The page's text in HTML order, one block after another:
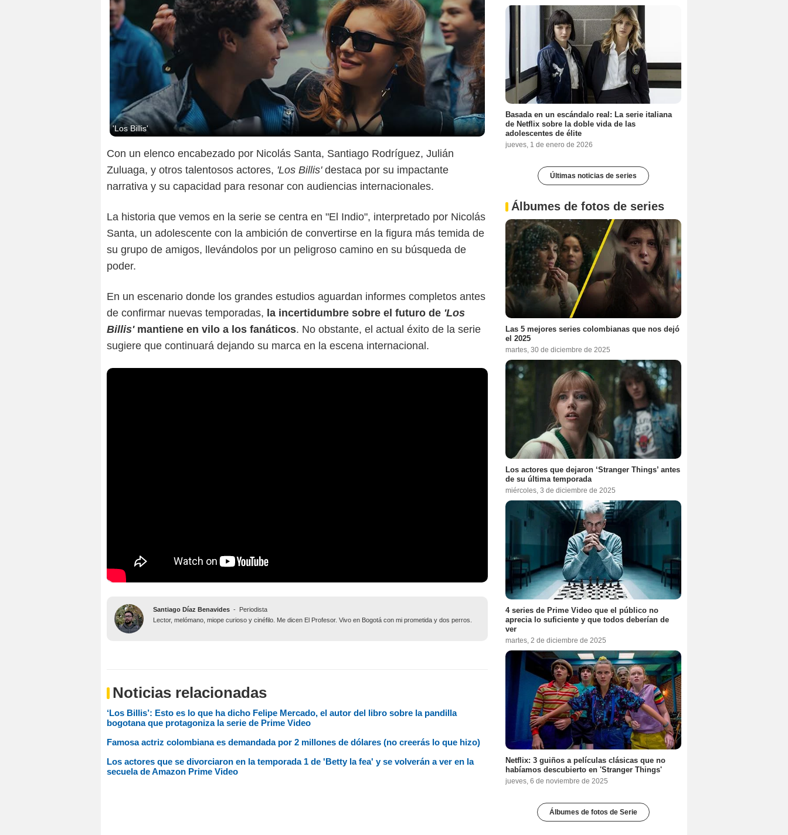
'Los Billis'
Con un elenco encabezado por Nicolás Santa, Santiago Rodríguez, Julián
Zuluaga, y otros talentosos actores, 'Los Billis' destaca por su impactante
narrativa y su capacidad para resonar con audiencias internacionales.
La historia que vemos en la serie se centra en "El Indio", interpretado por Nicolás
Santa, un adolescente con la ambición de convertirse en la figura más temida de
su grupo de amigos, llevándolos por un peligroso camino en su búsqueda de
poder.
En un escenario donde los grandes estudios aguardan informes completos antes
de confirmar nuevas temporadas, la incertidumbre sobre el futuro de 'Los
Billis' mantiene en vilo a los fanáticos. No obstante, el actual éxito de la serie
sugiere que continuará dejando su marca en la escena internacional.
Santiago Díaz Benavides - Periodista
Lector, melómano, miope curioso y cinéfilo. Me dicen El Profesor. Vivo en Bogotá con mi prometida y dos perros.
Noticias relacionadas
‘Los Billis’: Esto es lo que ha dicho Felipe Mercado, el autor del libro sobre la pandilla
bogotana que protagoniza la serie de Prime Video
Famosa actriz colombiana es demandada por 2 millones de dólares (no creerás lo que hizo)
Los actores que se divorciaron en la temporada 1 de 'Betty la fea' y se volverán a ver en la
secuela de Amazon Prime Video
Basada en un escándalo real: La serie italiana
de Netflix sobre la doble vida de las
adolescentes de élite
jueves, 1 de enero de 2026
Últimas noticias de series
Álbumes de fotos de series
Las 5 mejores series colombianas que nos dejó
el 2025
martes, 30 de diciembre de 2025
Los actores que dejaron ‘Stranger Things’ antes
de su última temporada
miércoles, 3 de diciembre de 2025
4 series de Prime Video que el público no
aprecia lo suficiente y que todos deberían de
ver
martes, 2 de diciembre de 2025
Netflix: 3 guiños a películas clásicas que no
habíamos descubierto en 'Stranger Things'
jueves, 6 de noviembre de 2025
Álbumes de fotos de Serie